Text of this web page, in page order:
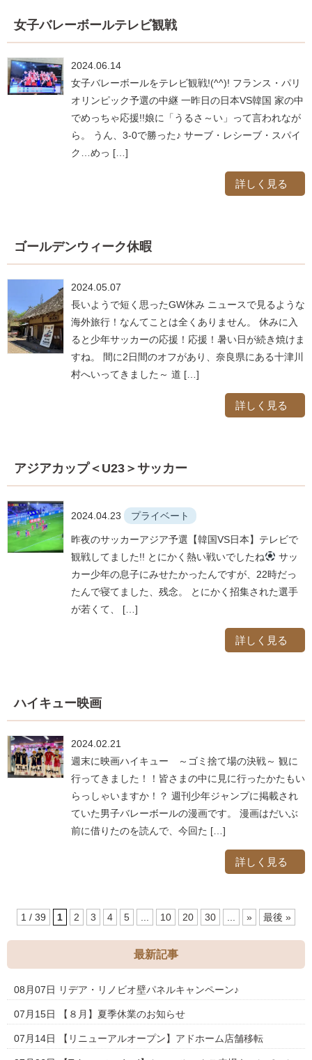
女子バレーボールテレビ観戦
2024.06.14
女子バレーボールをテレビ観戦!(^^)! フランス・パリ
オリンピック予選の中継 一昨日の日本VS韓国 家の中
でめっちゃ応援!!娘に「うるさ～い」って言われなが
ら。 うん、3-0で勝った♪ サーブ・レシーブ・スパイ
ク…めっ […]
詳しく見る
ゴールデンウィーク休暇
2024.05.07
長いようで短く思ったGW休み ニュースで見るような
海外旅行！なんてことは全くありません。 休みに入
ると少年サッカーの応援！応援！暑い日が続き焼けま
すね。 間に2日間のオフがあり、奈良県にある十津川
村へいってきました～ 道 […]
詳しく見る
アジアカップ＜U23＞サッカー
2024.04.23 プライベート
昨夜のサッカーアジア予選【韓国VS日本】テレビで
観戦してました!! とにかく熱い戦いでしたね
サッ
カー少年の息子にみせたかったんですが、22時だっ
たんで寝てました、残念。 とにかく招集された選手
が若くて、 […]
詳しく見る
ハイキュー映画
2024.02.21
週末に映画ハイキュー ～ゴミ捨て場の決戦～ 観に
行ってきました！！皆さまの中に見に行ったかたもい
らっしゃいますか！？ 週刊少年ジャンプに掲載され
ていた男子バレーボールの漫画です。 漫画はだいぶ
前に借りたのを読んで、今回た […]
詳しく見る
1 / 39 1 2 3 4 5 10 20 30 » 最後 »
最新記事
08月07日 リデア・リノビオ壁パネルキャンペーン♪
07月15日 【８月】夏季休業のお知らせ
07月14日 【リニューアルオープン】アドホーム店舗移転